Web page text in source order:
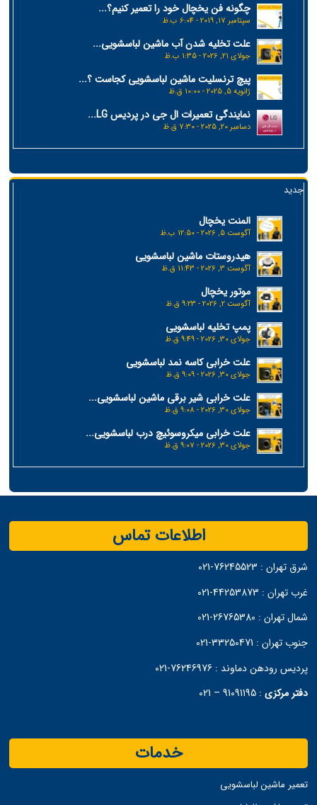
چگونه فن یخچال خود را تعمیر کنیم؟...
سپتامبر 17, 2019 - 6:04 ب.ظ
علت تخلیه شدن آب ماشین لباسشویی...
جولای 21, 2026 - 1:35 ب.ظ
پیچ ترنسلیت ماشین لباسشویی کجاست ؟...
ژانویه 5, 2025 - 10:00 ق.ظ
نمایندگی تعمیرات ال جی در پردیس LG...
دسامبر 20, 2025 - 7:30 ق.ظ
جدید
المنت یخچال
آگوست 5, 2026 - 12:50 ب.ظ
هیدروستات ماشین لباسشویی
آگوست 3, 2026 - 11:43 ق.ظ
موتور یخچال
آگوست 2, 2026 - 9:23 ق.ظ
پمپ تخلیه لباسشویی
جولای 30, 2026 - 9:49 ق.ظ
علت خرابی کاسه نمد لباسشویی
جولای 30, 2026 - 9:09 ق.ظ
علت خرابی شیر برقی ماشین لباسشویی...
جولای 30, 2026 - 9:08 ق.ظ
علت خرابی میکروسوئیچ درب لباسشویی...
جولای 30, 2026 - 9:07 ق.ظ
اطلاعات تماس
شرق تهران : 76245523-021
غرب تهران : 44253873-021
شمال تهران :
جنوب تهران : 33250471-021
پردیس رودهن دماوند :76246976-021
دفتر مرکزی :
91091195 – 021
خدمات
تعمیر ماشین لباسشویی